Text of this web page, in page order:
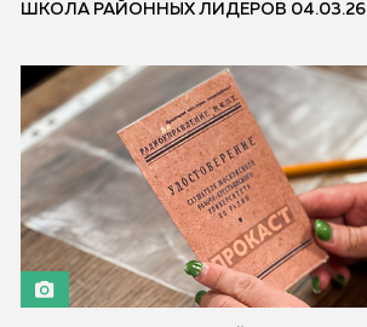
ШКОЛА РАЙОННЫХ ЛИДЕРОВ 04.03.26